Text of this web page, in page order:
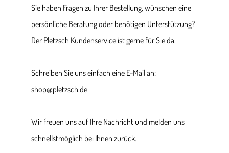
Sie haben Fragen zu Ihrer Bestellung, wünschen eine
persönliche Beratung oder benötigen Unterstützung?
Der Pletzsch Kundenservice ist gerne für Sie da.
Schreiben Sie uns einfach eine E-Mail an:
shop@pletzsch.de
Wir freuen uns auf Ihre Nachricht und melden uns
schnellstmöglich bei Ihnen zurück.